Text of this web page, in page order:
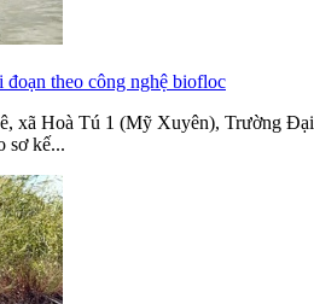
theo công nghệ biofloc
xã Hoà Tú 1 (Mỹ Xuyên), Trường Đại
sơ kế...